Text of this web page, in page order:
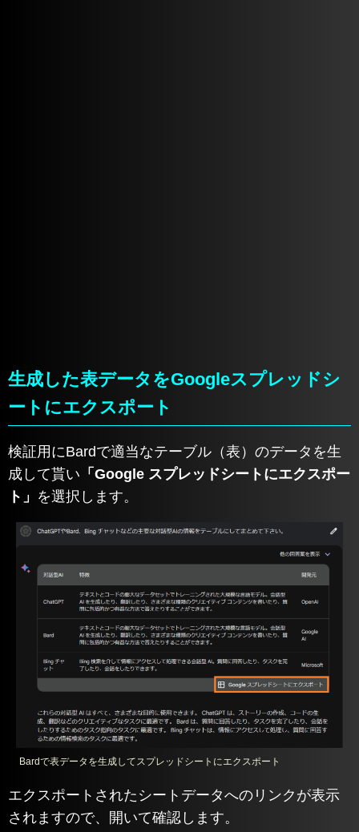
生成した表データをGoogleスプレッドシ
ートにエクスポート
検証用にBardで適当なテーブル（表）のデータを生
成して貰い 「Google スプレッドシートにエクスポー
ト」 を選択します。
Bardで表データを生成してスプレッドシートにエクスポート
エクスポートされたシートデータへのリンクが表示
されますので、開いて確認します。